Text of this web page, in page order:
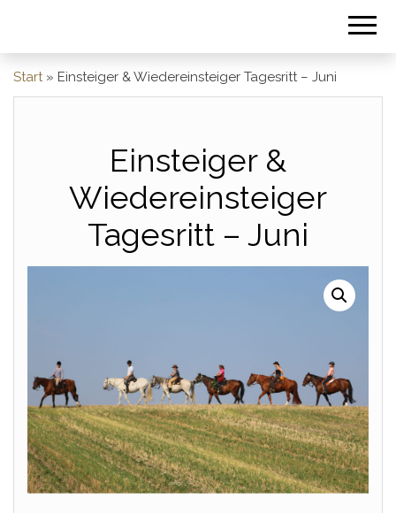
Start» Einsteiger & Wiedereinsteiger Tagesritt – Juni
Einsteiger &
Wiedereinsteiger
Tagesritt – Juni